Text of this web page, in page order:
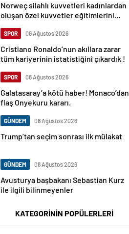
Norweç silahlı kuvvetleri kadınlardan
oluşan özel kuvvetler eğitimlerini
SPOR 08 Ağustos 2026
Cristiano Ronaldo’nun akıllara zarar
tüm kariyerinin istatistiğini çıkardık !
SPOR 08 Ağustos 2026
Galatasaray’a kötü haber! Monaco’dan
flaş Onyekuru kararı.
GÜNDEM 08 Ağustos 2026
Trump’tan seçim sonrası ilk mülakat
GÜNDEM 08 Ağustos 2026
Avusturya başbakanı Sebastian Kurz
ile ilgili bilinmeyenler
KATEGORİNİN POPÜLERLERİ